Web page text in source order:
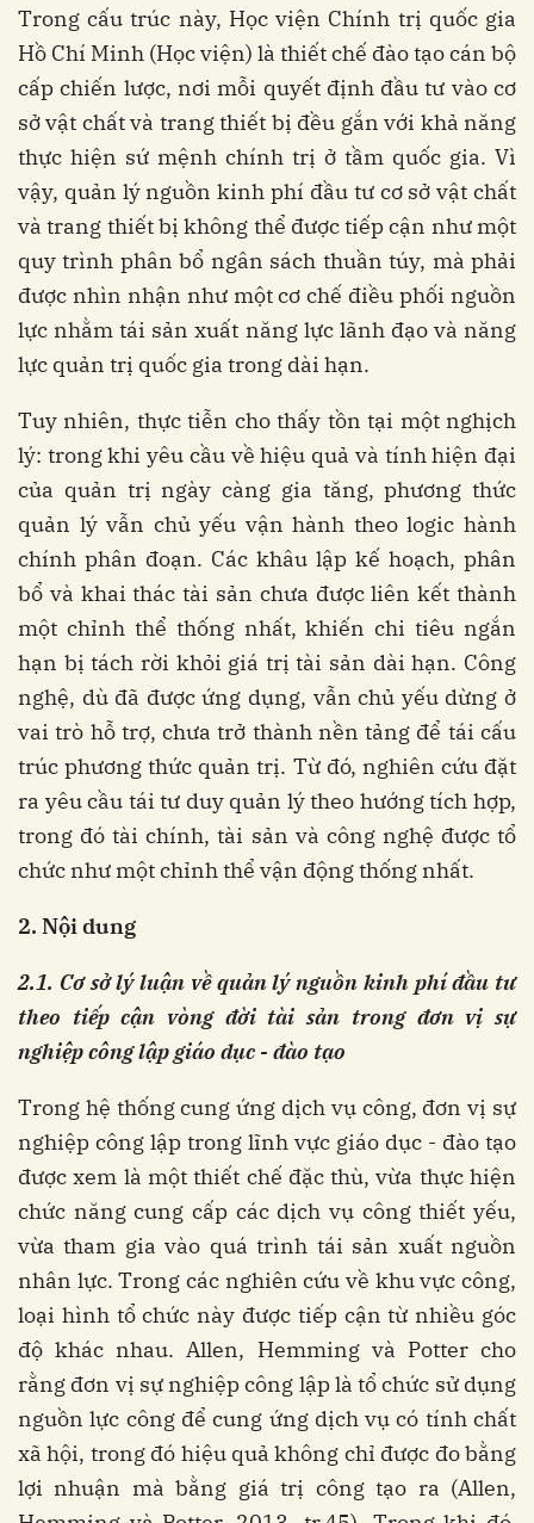
Trong cấu trúc này, Học viện Chính trị quốc gia
Hồ Chí Minh (Học viện) là thiết chế đào tạo cán bộ
cấp chiến lược, nơi mỗi quyết định đầu tư vào cơ
sở vật chất và trang thiết bị đều gắn với khả năng
thực hiện sứ mệnh chính trị ở tầm quốc gia. Vì
vậy, quản lý nguồn kinh phí đầu tư cơ sở vật chất
và trang thiết bị không thể được tiếp cận như một
quy trình phân bổ ngân sách thuần túy, mà phải
được nhìn nhận như một cơ chế điều phối nguồn
lực nhằm tái sản xuất năng lực lãnh đạo và năng
lực quản trị quốc gia trong dài hạn.
Tuy nhiên, thực tiễn cho thấy tồn tại một nghịch
lý: trong khi yêu cầu về hiệu quả và tính hiện đại
của quản trị ngày càng gia tăng, phương thức
quản lý vẫn chủ yếu vận hành theo logic hành
chính phân đoạn. Các khâu lập kế hoạch, phân
bổ và khai thác tài sản chưa được liên kết thành
một chỉnh thể thống nhất, khiến chi tiêu ngắn
hạn bị tách rời khỏi giá trị tài sản dài hạn. Công
nghệ, dù đã được ứng dụng, vẫn chủ yếu dừng ở
vai trò hỗ trợ, chưa trở thành nền tảng để tái cấu
trúc phương thức quản trị. Từ đó, nghiên cứu đặt
ra yêu cầu tái tư duy quản lý theo hướng tích hợp,
trong đó tài chính, tài sản và công nghệ được tổ
chức như một chỉnh thể vận động thống nhất.
2. Nội dung
2.1. Cơ sở lý luận về quản lý nguồn kinh phí đầu tư
theo tiếp cận vòng đời tài sản trong đơn vị sự
nghiệp công lập giáo dục - đào tạo
Trong hệ thống cung ứng dịch vụ công, đơn vị sự
nghiệp công lập trong lĩnh vực giáo dục - đào tạo
được xem là một thiết chế đặc thù, vừa thực hiện
chức năng cung cấp các dịch vụ công thiết yếu,
vừa tham gia vào quá trình tái sản xuất nguồn
nhân lực. Trong các nghiên cứu về khu vực công,
loại hình tổ chức này được tiếp cận từ nhiều góc
độ khác nhau. Allen, Hemming và Potter cho
rằng đơn vị sự nghiệp công lập là tổ chức sử dụng
nguồn lực công để cung ứng dịch vụ có tính chất
xã hội, trong đó hiệu quả không chỉ được đo bằng
lợi nhuận mà bằng giá trị công tạo ra (Allen,